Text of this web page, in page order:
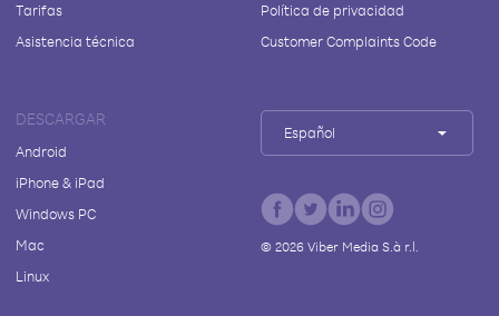
Tarifas
Asistencia técnica
Política de privacidad
Customer Complaints Code
DESCARGAR
Android
iPhone & iPad
Windows PC
Mac
Linux
Español
© 2026Viber Media S.à r.l.